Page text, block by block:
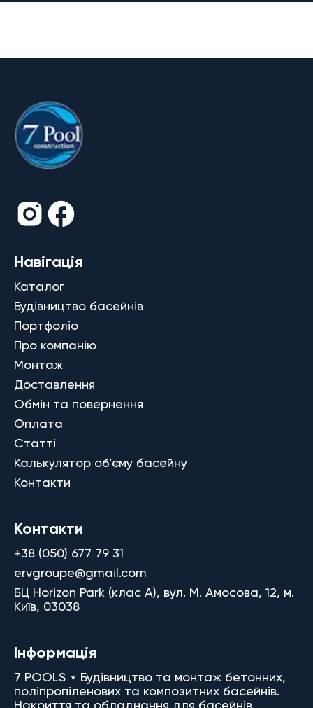
Навігація
Каталог
Будівництво басейнів
Портфоліо
Про компанію
Монтаж
Доставлення
Обмін та повернення
Оплата
Статті
Калькулятор об’єму басейну
Контакти
Контакти
+38 (050) 677 79 31
ervgroupe@gmail.com
БЦ Horizon Park (клас A), вул. М. Амосова, 12, м.
Київ, 03038
Інформація
7 POOLS ⋆ Будівництво та монтаж бетонних,
поліпропіленових та композитних басейнів.
Накриття та обладнання для басейнів.